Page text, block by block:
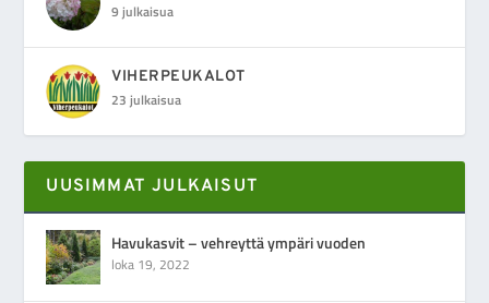
9 julkaisua
VIHERPEUKALOT
23 julkaisua
UUSIMMAT JULKAISUT
Havukasvit – vehreyttä ympäri vuoden
loka 19, 2022